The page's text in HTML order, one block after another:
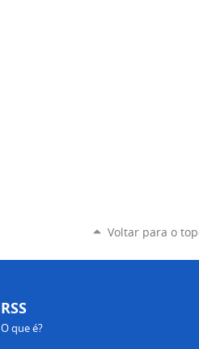
Voltar para o
RSS
O que é?